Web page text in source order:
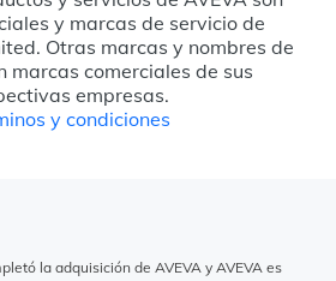
y marcas de servicio de
Otras marcas y nombres de
marcas comerciales de sus
empresas.
y condiciones
la adquisición de AVEVA y AVEVA es